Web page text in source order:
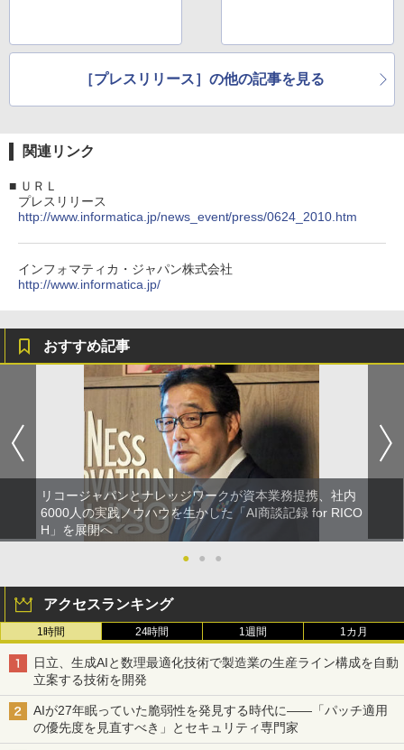
［プレスリリース］の他の記事を見る
関連リンク
■ ＵＲＬ
プレスリリース
http://www.informatica.jp/news_event/press/0624_2010.htm
インフォマティカ・ジャパン株式会社
http://www.informatica.jp/
おすすめ記事
リコージャパンとナレッジワークが資本業務提携、社内
6000人の実践ノウハウを生かした「AI商談記録 for RICO
H」を展開へ
●
● ●
アクセスランキング
1時間 24時間 1週間 1カ月
日立、生成AIと数理最適化技術で製造業の生産ライン構成を自動
立案する技術を開発
AIが27年眠っていた脆弱性を発見する時代に――「パッチ適用
の優先度を見直すべき」とセキュリティ専門家